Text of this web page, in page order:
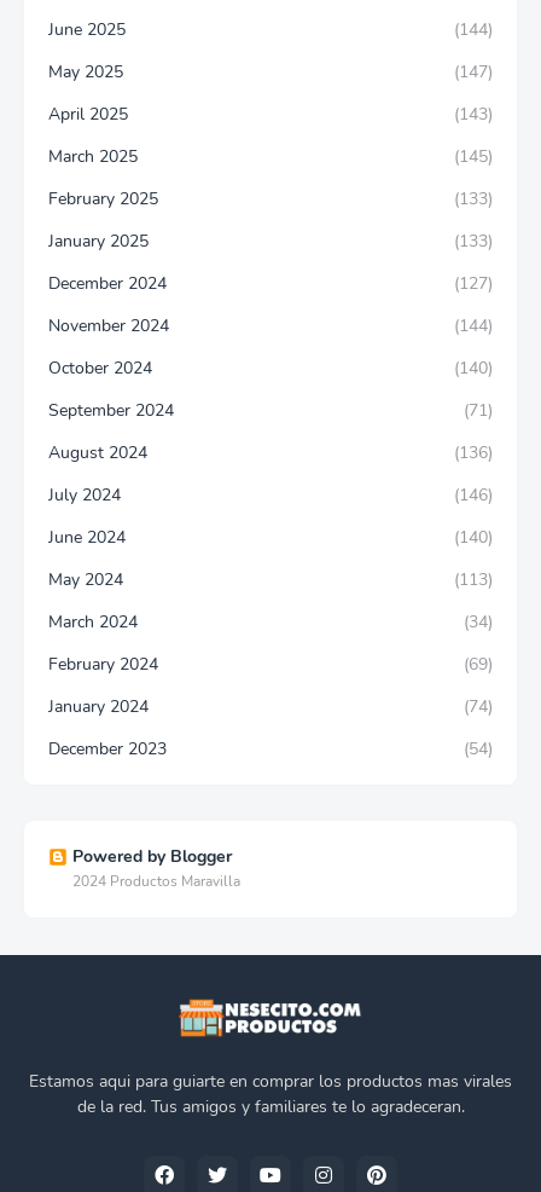
June 2025
(144)
May 2025
(147)
April 2025
(143)
March 2025
(145)
February 2025
(133)
January 2025
(133)
December 2024
(127)
November 2024
(144)
October 2024
(140)
September 2024
(71)
August 2024
(136)
July 2024
(146)
June 2024
(140)
May 2024
(113)
March 2024
(34)
February 2024
(69)
January 2024
(74)
December 2023
(54)
Powered by Blogger
2024 Productos Maravilla
Estamos aqui para guiarte en comprar los productos mas virales
de la red. Tus amigos y familiares te lo agradeceran.